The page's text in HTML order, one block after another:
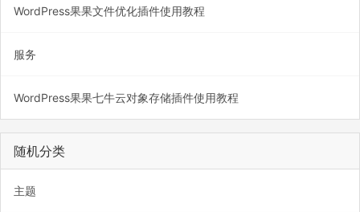
WordPress果果文件优化插件使用教程
服务
WordPress果果七牛云对象存储插件使用教程
随机分类
主题